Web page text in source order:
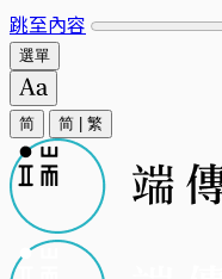
跳至內容
選單
简 简 繁